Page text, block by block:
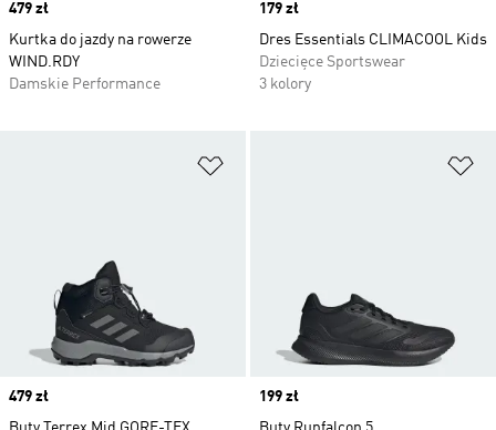
Price
479 zł
Kurtka do jazdy na rowerze
WIND.RDY
Damskie Performance
Price
179 zł
Dres Essentials CLIMACOOL Kids
Dziecięce Sportswear
3 kolory
Price
479 zł
Price
199 zł